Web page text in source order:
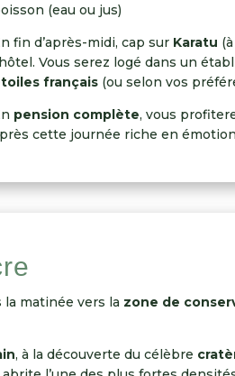
(eau ou jus)
fin d’après-midi, cap sur Karatu
Vous serez logé dans un
français (ou selon vos
pension complète, vous
cette journée riche en
matinée vers la zone de
, à la découverte du célèbre